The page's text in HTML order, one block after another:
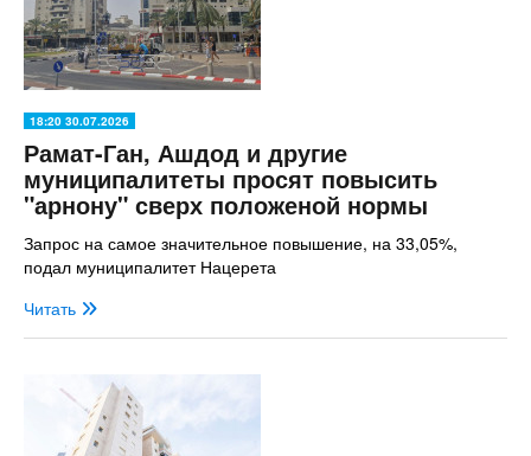
18:20 30.07.2026
Рамат-Ган, Ашдод и другие
муниципалитеты просят повысить
"арнону" сверх положеной нормы
Запрос на самое значительное повышение, на 33,05%,
подал муниципалитет Нацерета
Читать